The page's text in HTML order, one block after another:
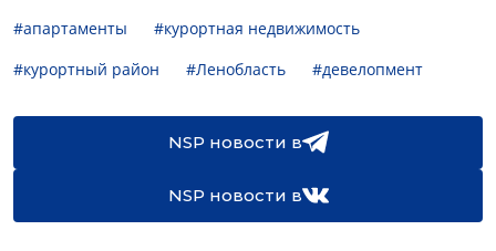
#апартаменты
#курортная недвижимость
#курортный район
#Ленобласть #девелопмент
NSP новости в
NSP новости в